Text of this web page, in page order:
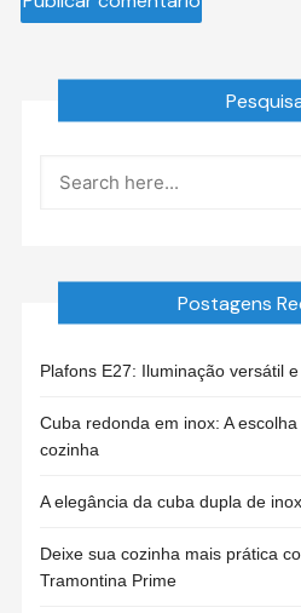
Postagens
Plafons E27: Iluminação versátil
Cuba redonda em inox: A
cozinha
A elegância da cuba dupla de
Deixe sua cozinha mais prática
Tramontina Prime